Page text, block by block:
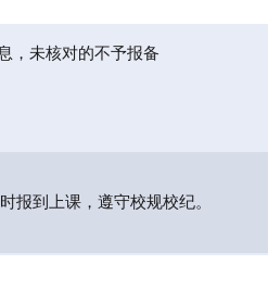
，未核对的不予报备
报到上课，遵守校规校纪。